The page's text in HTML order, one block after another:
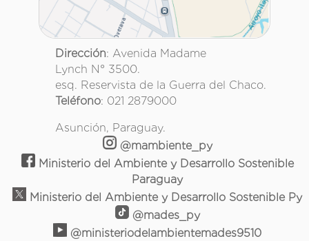
Dirección: Avenida Madame
Lynch N° 3500.
esq. Reservista de la Guerra del Chaco.
Teléfono: 021 2879000
Asunción, Paraguay.
@mambiente_py
Ministerio del Ambiente y Desarrollo Sostenible
Paraguay
Ministerio del Ambiente y Desarrollo Sostenible Py
@mades_py
@ministeriodelambientemades9510